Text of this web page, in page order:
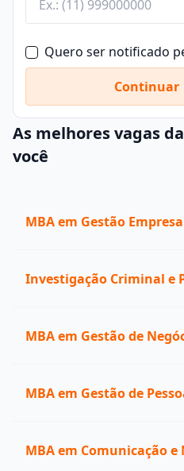
Quero ser notificado
Continuar
As melhores vagas
você
MBA em Gestão